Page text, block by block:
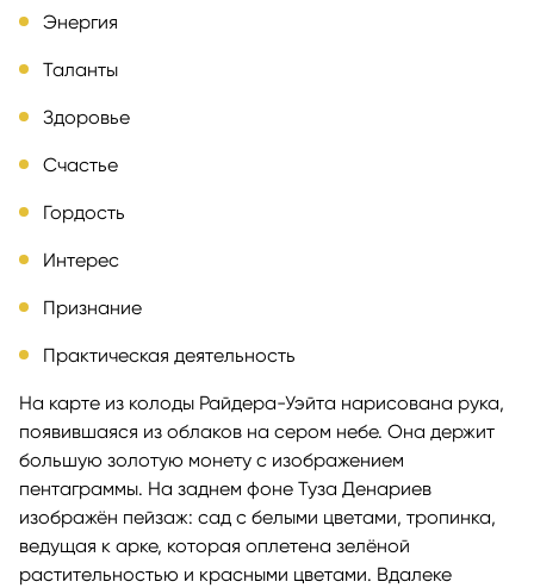
Энергия
Таланты
Здоровье
Счастье
Гордость
Интерес
Признание
Практическая деятельность
На карте из колоды Райдера-Уэйта нарисована рука,
появившаяся из облаков на сером небе. Она держит
большую золотую монету с изображением
пентаграммы. На заднем фоне Туза Денариев
изображён пейзаж: сад с белыми цветами, тропинка,
ведущая к арке, которая оплетена зелёной
растительностью и красными цветами. Вдалеке